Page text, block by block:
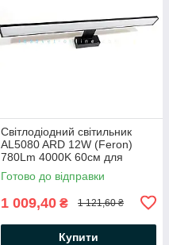
Світлодіодний світильник
AL5080 ARD 12W (Feron)
780Lm 4000K 60см для
підсвітки (дзеркал у ванних,
картин) чорний
Готово до відправки
1 009,40 ₴ 1 121,60 ₴
Купити